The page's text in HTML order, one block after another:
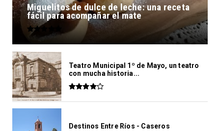
Miguelitos de dulce de leche: una receta
fácil para acompañar el mate
Teatro Municipal 1º de Mayo, un teatro
con mucha historia...
Destinos Entre Ríos - Caseros